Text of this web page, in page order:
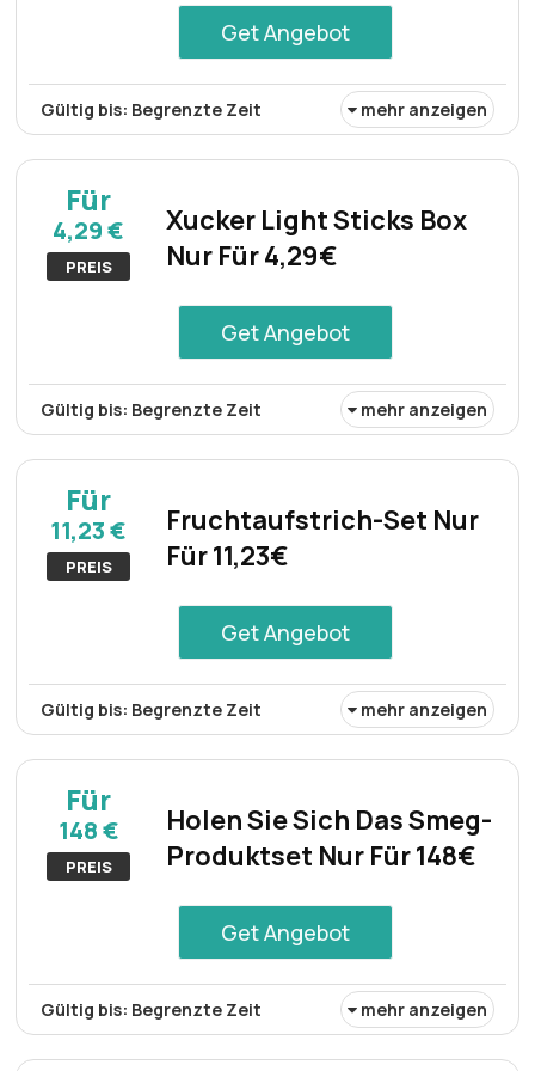
Get Angebot
Gültig bis: Begrenzte Zeit mehr anzeigen
Snack zu einem sehr erschwinglichen Preis zu genießen,
was es zu einem unwiderstehlichen Angebot für
Schokoladenliebhaber macht.
Für
4,29 €
PREIS
Xucker Light Sticks Box
Nur Für 4,29€
Get Angebot
Gültig bis: Begrenzte Zeit mehr anzeigen
Möglichkeit zum Erwerb einer Schachtel Xucker Light
Sticks dar und bietet Komfort und Praktikabilität bei
minimalem Aufwand.
Für
11,23 €
PREIS
Fruchtaufstrich-Set Nur
Für 11,23€
Get Angebot
Gültig bis: Begrenzte Zeit mehr anzeigen
Privatpersonen, eine Auswahl an Fruchtaufstrichen zu
einem sehr günstigen Preis zu genießen.
Für
148 €
PREIS
Holen Sie Sich Das Smeg-
Produktset Nur Für 148€
Get Angebot
Gültig bis: Begrenzte Zeit mehr anzeigen